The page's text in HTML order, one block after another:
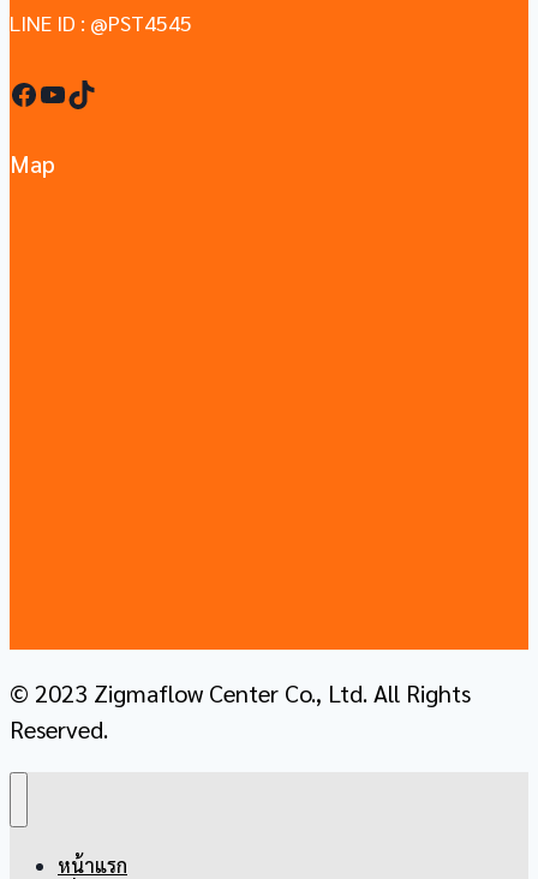
LINE ID : @PST4545
Facebook
YouTube
TikTok
Map
© 2023 Zigmaflow Center Co., Ltd. All Rights
Reserved.
หน้าแรก